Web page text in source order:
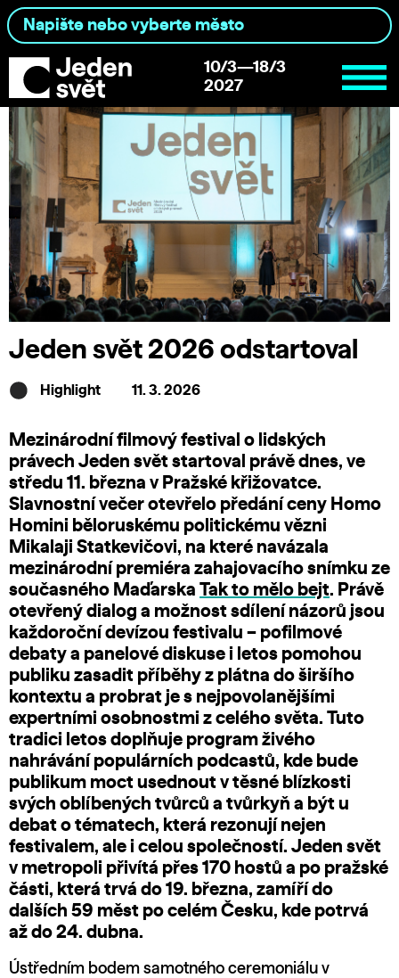
10/3—18/3
2027
Jeden svět 2026 odstartoval
Highlight 11. 3. 2026
Mezinárodní filmový festival o lidských
právech Jeden svět startoval právě dnes, ve
středu 11. března v Pražské křižovatce.
Slavnostní večer otevřelo předání ceny Homo
Homini běloruskému politickému vězni
Mikalaji Statkevičovi, na které navázala
mezinárodní premiéra zahajovacího snímku ze
současného Maďarska Tak to mělo bejt. Právě
otevřený dialog a možnost sdílení názorů jsou
každoroční devízou festivalu – pofilmové
debaty a panelové diskuse i letos pomohou
publiku zasadit příběhy z plátna do širšího
kontextu a probrat je s nejpovolanějšími
expertními osobnostmi z celého světa. Tuto
tradici letos doplňuje program živého
nahrávání populárních podcastů, kde bude
publikum moct usednout v těsné blízkosti
svých oblíbených tvůrců a tvůrkyň a být u
debat o tématech, která rezonují nejen
festivalem, ale i celou společností. Jeden svět
v metropoli přivítá přes 170 hostů a po pražské
části, která trvá do 19. března, zamíří do
dalších 59 měst po celém Česku, kde potrvá
až do 24. dubna.
Ústředním bodem samotného ceremoniálu v